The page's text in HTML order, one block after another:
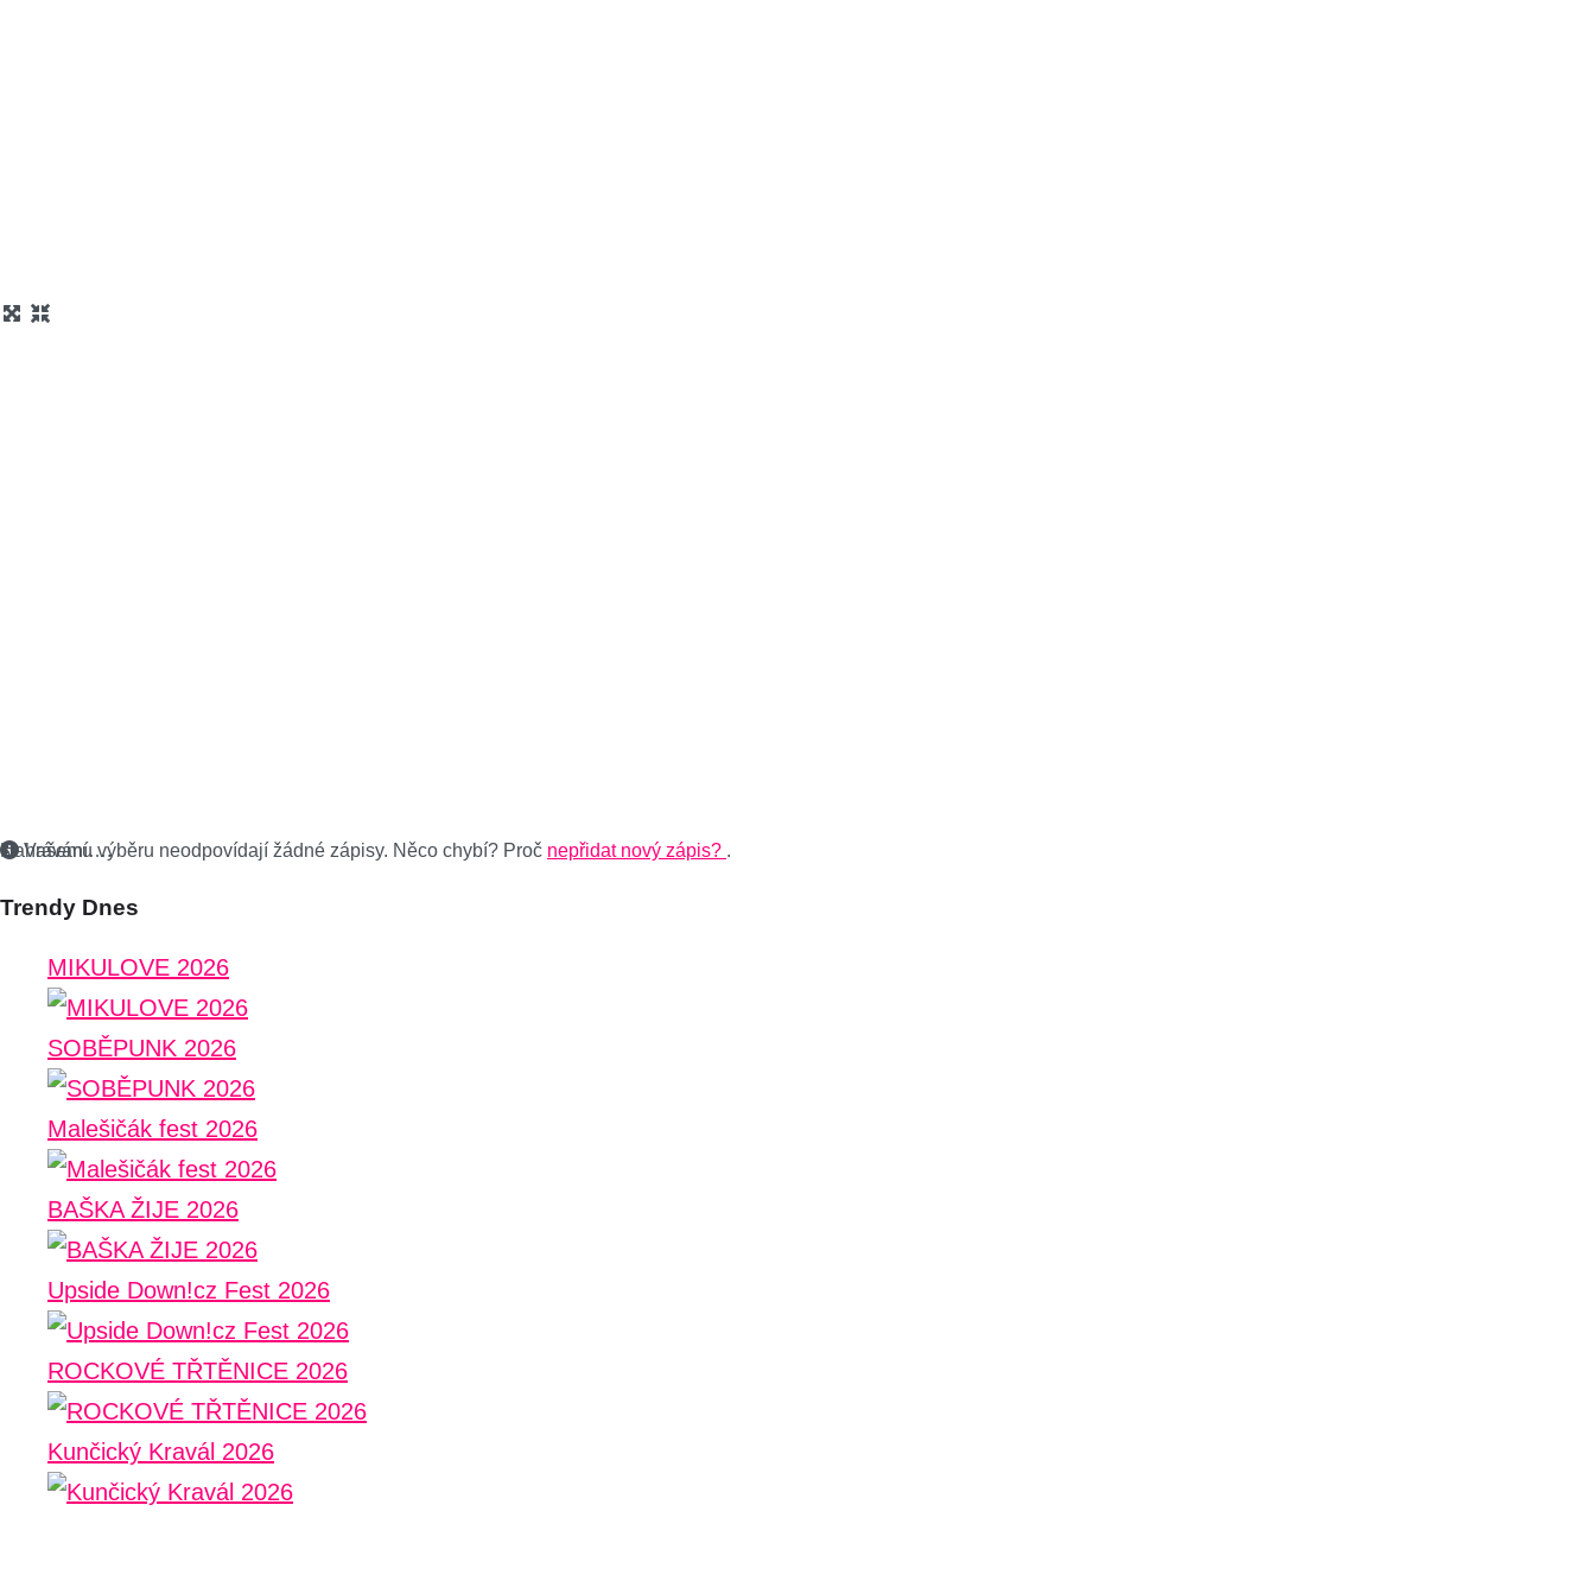
Nahrávání….
Vašemu výběru neodpovídají žádné zápisy. Něco chybí? Proč nepřidat nový zápis? .
Trendy Dnes
MIKULOVE 2026
SOBĚPUNK 2026
Malešičák fest 2026
BAŠKA ŽIJE 2026
Upside Down!cz Fest 2026
ROCKOVÉ TŘTĚNICE 2026
Kunčický Kravál 2026